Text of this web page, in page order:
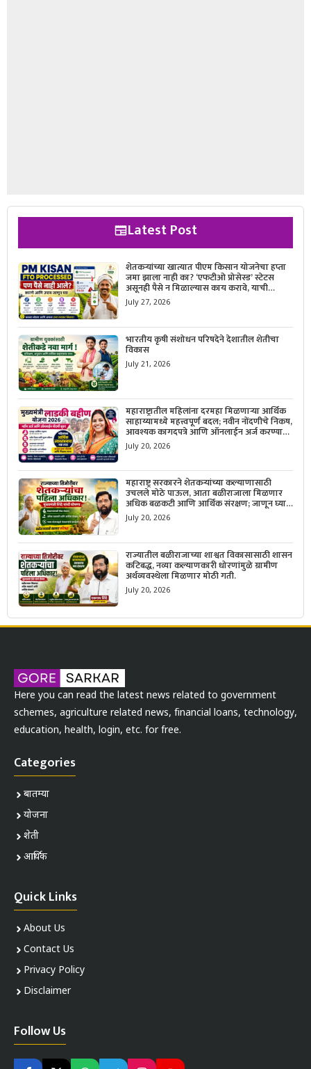
Latest Post
शेतकऱ्यांच्या खात्यात पीएम किसान योजनेचा हप्ता
जमा झाला नाही का? ‘एफटीओ प्रोसेस्ड’ स्टेटस
असूनही पैसे न मिळाल्यास काय करावे, याची
सविस्तर माहिती जाणून घ्या.
July 27, 2026
भारतीय कृषी संशोधन परिषदेने देशातील शेतीचा
विकास
July 21, 2026
महाराष्ट्रातील महिलांना दरमहा मिळणाऱ्या आर्थिक
साहाय्यामध्ये महत्त्वपूर्ण बदल; नवीन नोंदणीचे निकष,
आवश्यक कागदपत्रे आणि ऑनलाईन अर्ज करण्याची
सोपी प्रक्रिया जाणून घ्या.
July 20, 2026
महाराष्ट्र सरकारने शेतकऱ्यांच्या कल्याणासाठी
उचलले मोठे पाऊल, आता बळीराजाला मिळणार
अधिक बळकटी आणि आर्थिक संरक्षण; जाणून घ्या
सरकारचा नवा संकल्प.
July 20, 2026
राज्यातील बळीराजाच्या शाश्वत विकासासाठी शासन
कटिबद्ध, नव्या कल्याणकारी धोरणांमुळे ग्रामीण
अर्थव्यवस्थेला मिळणार मोठी गती.
July 20, 2026
Here you can read the latest news related to government
schemes, agriculture related news, financial loans, technology,
education, health, login, etc. for free.
Categories
बातम्या
योजना
शेती
आर्थिक
Quick Links
About Us
Contact Us
Privacy Policy
Disclaimer
Follow Us